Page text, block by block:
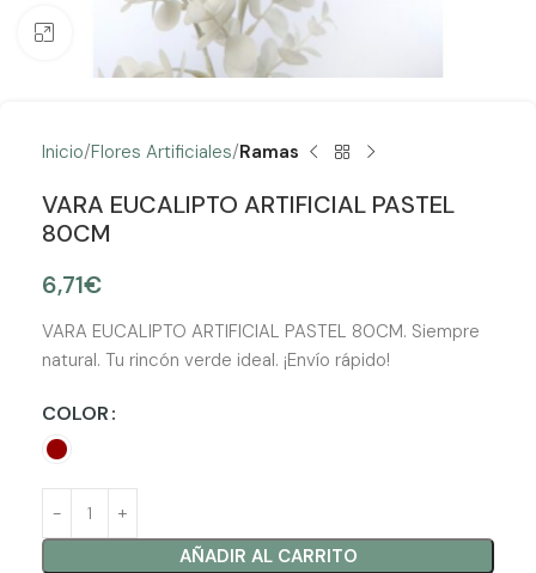
Clic para ampliar
Inicio Flores Artificiales Ramas
VARA EUCALIPTO ARTIFICIAL PASTEL
80CM
6,71€
VARA EUCALIPTO ARTIFICIAL PASTEL 80CM. Siempre
natural. Tu rincón verde ideal. ¡Envío rápido!
COLOR
AÑADIR AL CARRITO